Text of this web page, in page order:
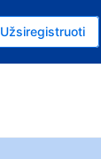
Užsiregistruoti